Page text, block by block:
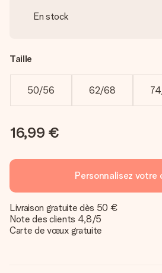
En stock
Taille
50/56 62/68
16,99 €
Personnalisez votre
Livraison gratuite dès 50 €
Note des clients 4,8/5
Carte de vœux gratuite